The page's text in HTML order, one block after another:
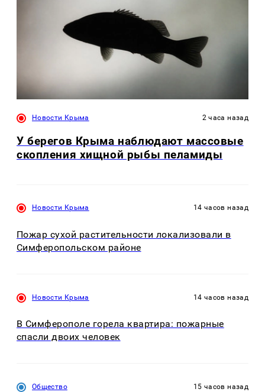
Новости Крыма 2 часа назад
У берегов Крыма наблюдают массовые
скопления хищной рыбы пеламиды
Новости Крыма 14 часов назад
Пожар сухой растительности локализовали в
Симферопольском районе
Новости Крыма 14 часов назад
В Симферополе горела квартира: пожарные
спасли двоих человек
Общество 15 часов назад